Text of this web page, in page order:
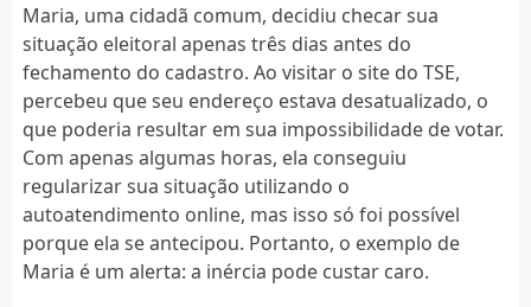
Maria, uma cidadã comum, decidiu checar sua
situação eleitoral apenas três dias antes do
fechamento do cadastro. Ao visitar o site do TSE,
percebeu que seu endereço estava desatualizado, o
que poderia resultar em sua impossibilidade de votar.
Com apenas algumas horas, ela conseguiu
regularizar sua situação utilizando o
autoatendimento online, mas isso só foi possível
porque ela se antecipou. Portanto, o exemplo de
Maria é um alerta: a inércia pode custar caro.